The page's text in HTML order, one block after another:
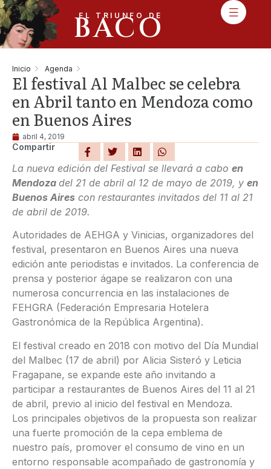
EL TRIUNFO DE
BACO
Inicio Agenda
El festival Al Malbec se celebra
en Abril tanto en Mendoza como
en Buenos Aires
abril 4, 2019
Compartir
La nueva edición del Festival se llevará a cabo en
Mendoza del 21 de abril al 12 de mayo de 2019, y en
Buenos Aires con restaurantes invitados del 11 al 21
de abril de 2019.
Autoridades de AEHGA y Vinicias, organizadores del
festival, presentaron en Buenos Aires una nueva
edición ante periodistas e invitados. La conferencia de
prensa y posterior ágape se realizaron con una
numerosa concurrencia en las instalaciones de
FEHGRA (Federación Empresaria Hotelera
Gastronómica de la República Argentina).
El festival creado en 2018 con motivo del Día Mundial
del Malbec (17 de abril) por Alicia Sisteró y Leticia
Fragapane, se expande este año invitando a
participar a restaurantes de Buenos Aires del 11 al 21
de abril, previo al inicio del festival en Mendoza.
Los principales objetivos de la propuesta son realizar
una fuerte promoción de la cepa emblema de
nuestro país, promover el consumo de vino en un
entorno responsable acompañado de gastronomía y